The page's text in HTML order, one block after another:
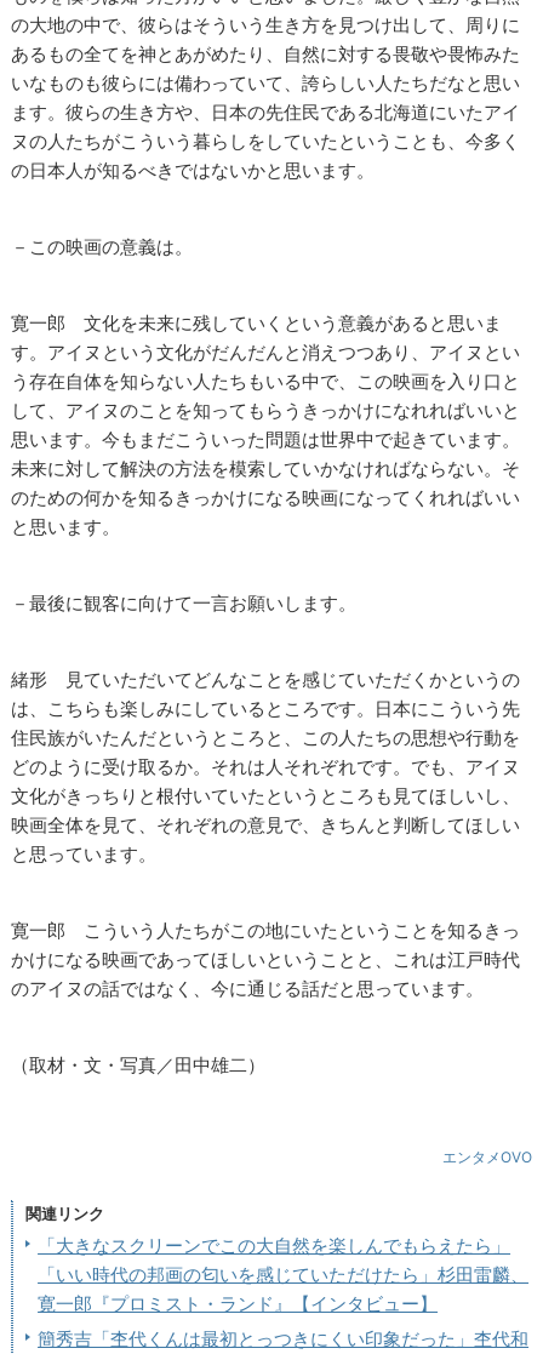
の大地の中で、彼らはそういう生き方を見つけ出して、周りに
あるもの全てを神とあがめたり、自然に対する畏敬や畏怖みた
いなものも彼らには備わっていて、誇らしい人たちだなと思い
ます。彼らの生き方や、日本の先住民である北海道にいたアイ
ヌの人たちがこういう暮らしをしていたということも、今多く
の日本人が知るべきではないかと思います。
－この映画の意義は。
寛一郎 文化を未来に残していくという意義があると思いま
す。アイヌという文化がだんだんと消えつつあり、アイヌとい
う存在自体を知らない人たちもいる中で、この映画を入り口と
して、アイヌのことを知ってもらうきっかけになれればいいと
思います。今もまだこういった問題は世界中で起きています。
未来に対して解決の方法を模索していかなければならない。そ
のための何かを知るきっかけになる映画になってくれればいい
と思います。
－最後に観客に向けて一言お願いします。
緒形 見ていただいてどんなことを感じていただくかというの
は、こちらも楽しみにしているところです。日本にこういう先
住民族がいたんだというところと、この人たちの思想や行動を
どのように受け取るか。それは人それぞれです。でも、アイヌ
文化がきっちりと根付いていたというところも見てほしいし、
映画全体を見て、それぞれの意見で、きちんと判断してほしい
と思っています。
寛一郎 こういう人たちがこの地にいたということを知るきっ
かけになる映画であってほしいということと、これは江戸時代
のアイヌの話ではなく、今に通じる話だと思っています。
（取材・文・写真／田中雄二）
エンタメOVO
関連リンク
「大きなスクリーンでこの大自然を楽しんでもらえたら」
「いい時代の邦画の匂いを感じていただけたら」杉田雷麟、
寛一郎『プロミスト・ランド』【インタビュー】
簡秀吉「杢代くんは最初とっつきにくい印象だった」杢代和